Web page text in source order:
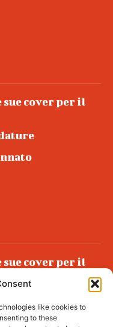
like cookies to
to these
sue cover per il
sue cover per il